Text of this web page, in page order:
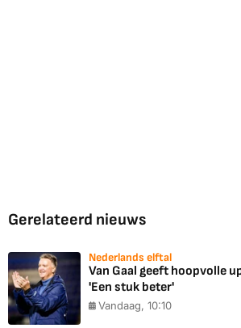
Gerelateerd nieuws
Nederlands elftal
Van Gaal geeft hoopvolle
'Een stuk beter'
Vandaag, 10:10